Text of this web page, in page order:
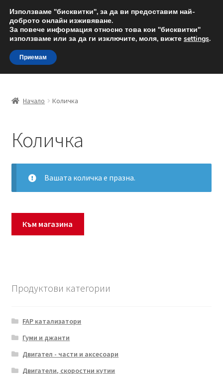
ДОСТАВКА от 12 лв.
Доставка по целия свят
Skip
to
navigation
Skip
to
content
Жалби
За нас
Контакт
Политика за поверителност
Правила и условия
Начало Количка
Количка
Вашата количка е празна.
Към магазина
Продуктови категории
FAP катализатори
Гуми и джанти
Двигател - части и аксесоари
Двигатели, скоростни кутии
Използваме "бисквитки", за да ви предоставим най-
доброто онлайн изживяване.
За повече информация относно това кои "бисквитки"
използваме или за да ги изключите, моля, вижте settings.
Приемам